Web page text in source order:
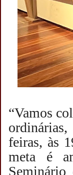
“Vamos
feiras, às
meta é